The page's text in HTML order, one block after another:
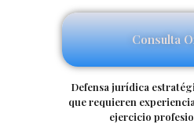
Consulta
Defensa jurídica
que requieren
ejercicio